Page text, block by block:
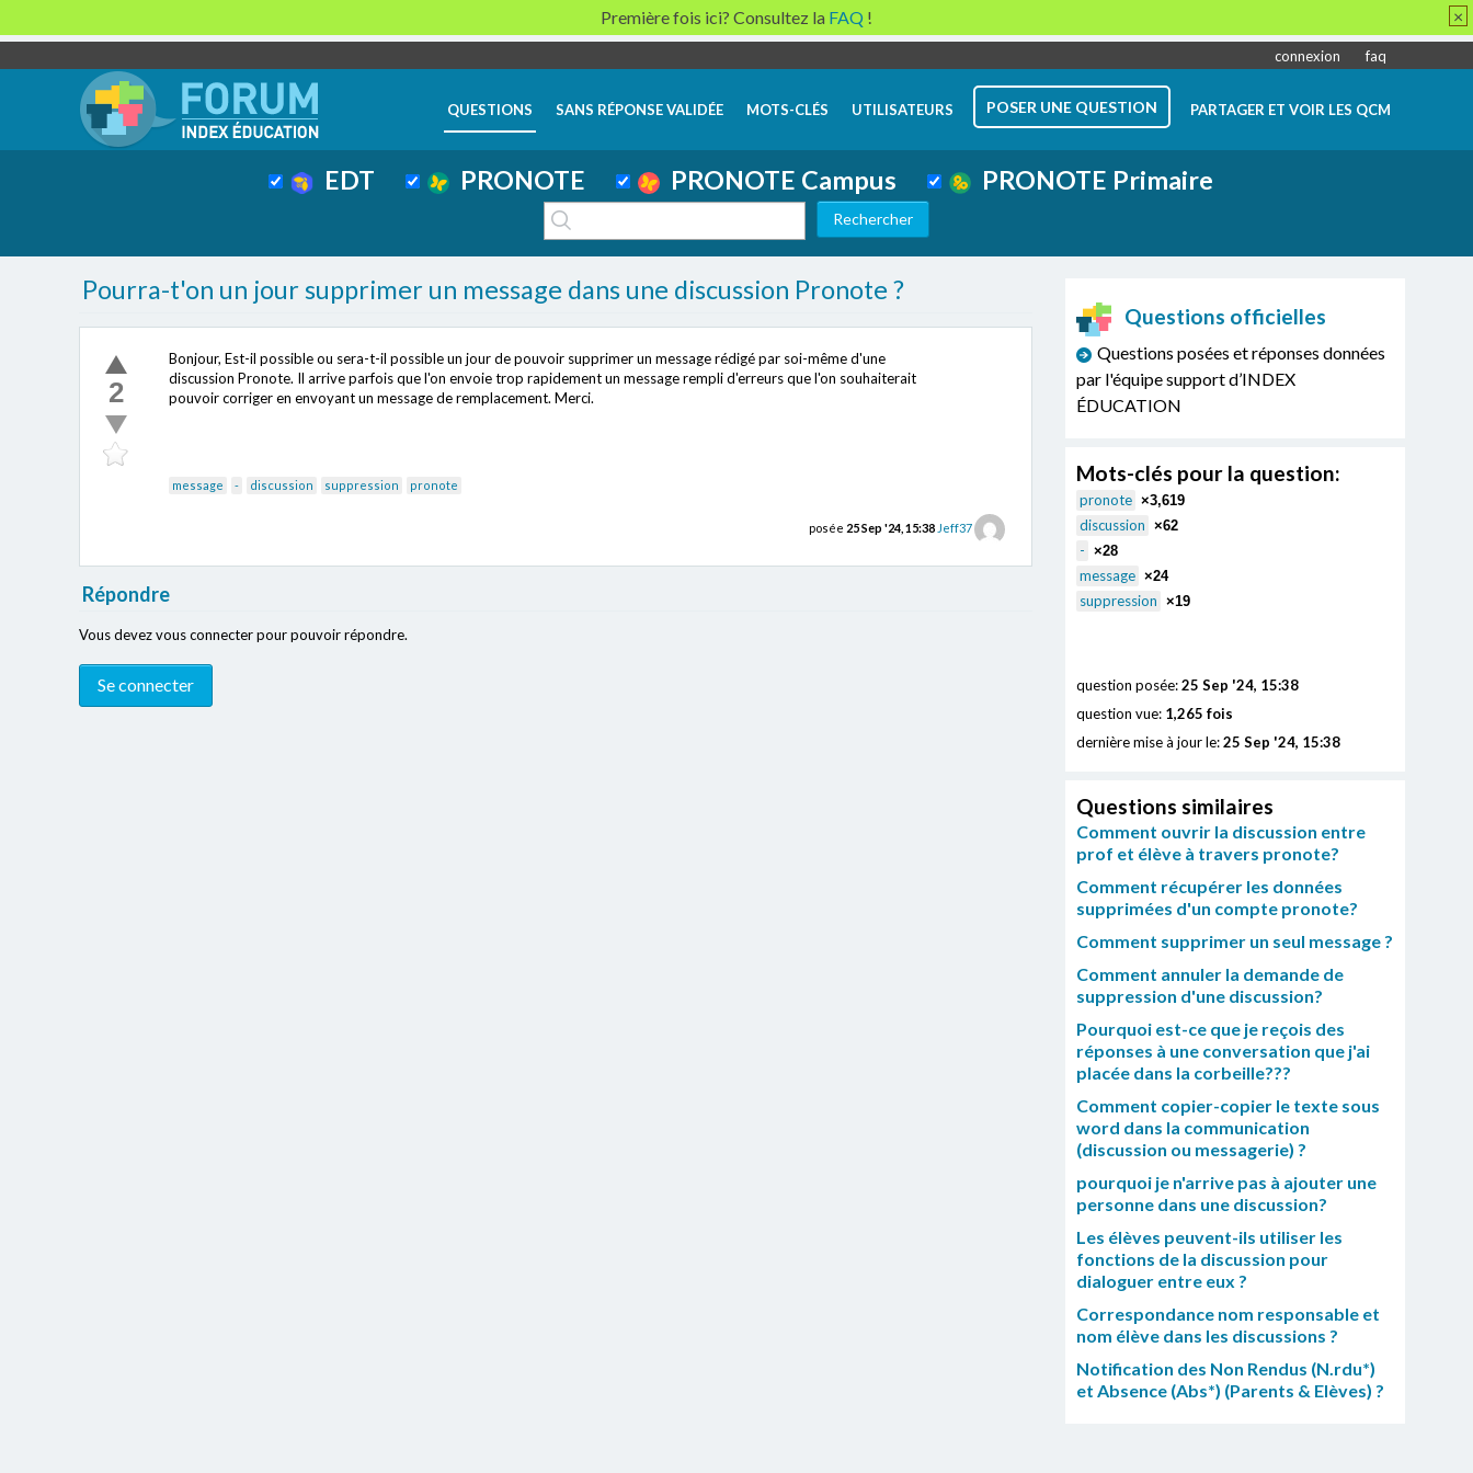
connexion faq
QUESTIONS SANS RÉPONSE VALIDÉE MOTS-CLÉS UTILISATEURS POSER UNE QUESTION PARTAGER ET VOIR LES QCM
EDT PRONOTE PRONOTE Campus PRONOTE Primaire
Pourra-t'on un jour supprimer un message dans une discussion Pronote ?
2
Bonjour, Est-il possible ou sera-t-il possible un jour de pouvoir supprimer un message rédigé par soi-même d'une
discussion Pronote. Il arrive parfois que l'on envoie trop rapidement un message rempli d'erreurs que l'on souhaiterait
pouvoir corriger en envoyant un message de remplacement. Merci.
message - discussion suppression pronote
posée 25 Sep '24, 15:38 Jeff37
Répondre
Vous devez vous connecter pour pouvoir répondre.
Questions officielles
Questions posées et réponses données
par l'équipe support d’INDEX
ÉDUCATION
Mots-clés pour la question:
pronote ×3,619
discussion ×62
- ×28
message ×24
suppression ×19
question posée:25 Sep '24, 15:38
question vue: 1,265 fois
dernière mise à jour le:25 Sep '24, 15:38
Questions similaires
Comment ouvrir la discussion entre
prof et élève à travers pronote?
Comment récupérer les données
supprimées d'un compte pronote?
Comment supprimer un seul message ?
Comment annuler la demande de
suppression d'une discussion?
Pourquoi est-ce que je reçois des
réponses à une conversation que j'ai
placée dans la corbeille???
Comment copier-copier le texte sous
word dans la communication
(discussion ou messagerie) ?
pourquoi je n'arrive pas à ajouter une
personne dans une discussion?
Les élèves peuvent-ils utiliser les
fonctions de la discussion pour
dialoguer entre eux ?
Correspondance nom responsable et
nom élève dans les discussions ?
Notification des Non Rendus (N.rdu*)
et Absence (Abs*) (Parents & Elèves) ?
Première fois ici? Consultez la FAQ ! ×